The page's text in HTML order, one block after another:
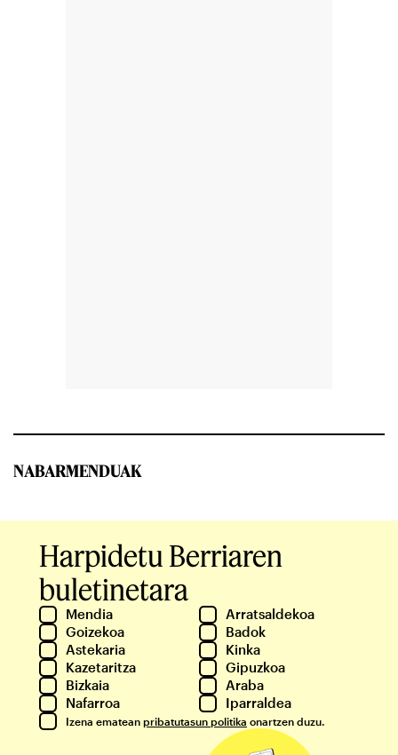
NABARMENDUAK
Harpidetu Berriaren
buletinetara
Mendia
Arratsaldekoa
Goizekoa
Badok
Astekaria
Kinka
Kazetaritza
Gipuzkoa
Bizkaia
Araba
Nafarroa
Iparraldea
Izena ematean pribatutasun politika onartzen duzu.